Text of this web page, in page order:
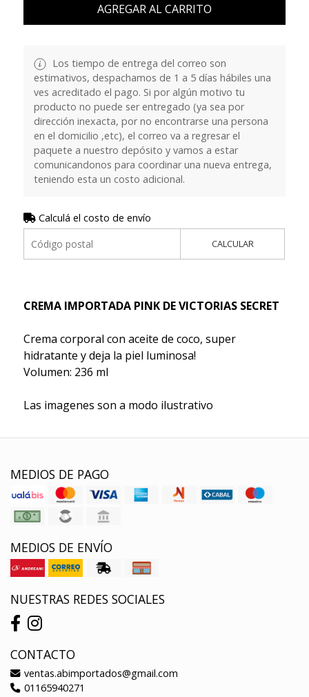
AGREGAR AL CARRITO
Los tiempo de entrega del correo son
estimativos, despachamos de 1 a 5 días hábiles una
ves acreditado el pago. Si por algún motivo tu
producto no puede ser entregado (ya sea por
dirección inexacta, por no encontrarse una persona
en el domicilio ,etc), el correo va a regresar el
paquete a nuestro depósito y vamos a estar
comunicandonos para coordinar una nueva entrega,
teniendo esta un costo adicional.
Calculá el costo de envío
CALCULAR
CREMA IMPORTADA PINK DE VICTORIAS SECRET
Crema corporal con aceite de coco, super
hidratante y deja la piel luminosa!
Volumen: 236 ml
Las imagenes son a modo ilustrativo
MEDIOS DE PAGO
MEDIOS DE ENVÍO
NUESTRAS REDES SOCIALES
CONTACTO
ventas.abimportados@gmail.com
01165940271